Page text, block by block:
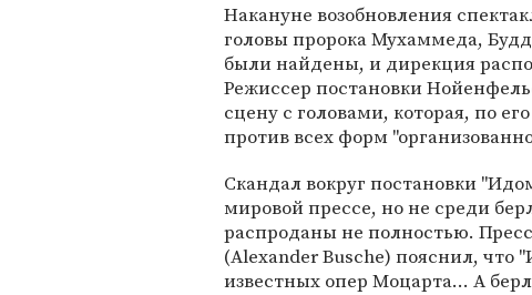
Накануне возобновления
головы пророка Мухаммеда,
были найдены, и дирекция
Режиссер постановки
сцену с головами, которая, по
против всех форм
Скандал вокруг постановки
мировой прессе, но не среди
распроданы не полностью.
(Alexander Busche) пояснил, что
известных опер Моцарта… А